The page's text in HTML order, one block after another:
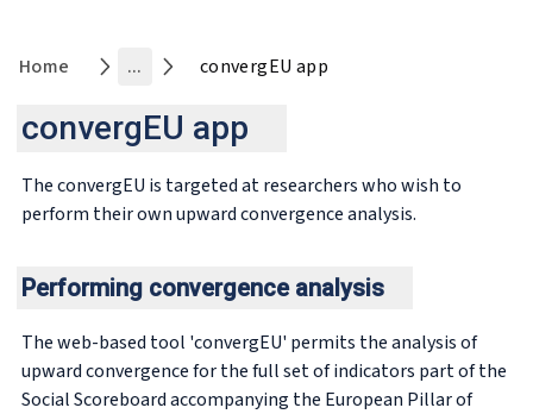
Home ... convergEU app
convergEU app
The convergEU is targeted at researchers who wish to
perform their own upward convergence analysis.
Performing convergence analysis
The web-based tool 'convergEU' permits the analysis of
upward convergence for the full set of indicators part of the
Social Scoreboard accompanying the European Pillar of